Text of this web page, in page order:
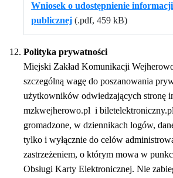
Wniosek o udostępnienie informacji
publicznej (.pdf, 459 kB)
Polityka prywatności
Miejski Zakład Komunikacji
szczególną wagę do poszanowania
użytkowników odwiedzających stronę
mzkwejherowo.pl i
gromadzone, w dziennikach logów,
tylko i wyłącznie do celów
zastrzeżeniem, o którym mowa w
Obsługi Karty Elektronicznej. Nie